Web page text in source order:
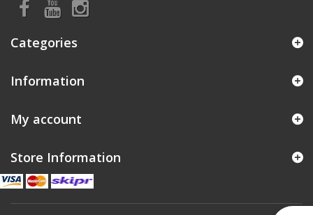
Categories
Information
My account
Store Information